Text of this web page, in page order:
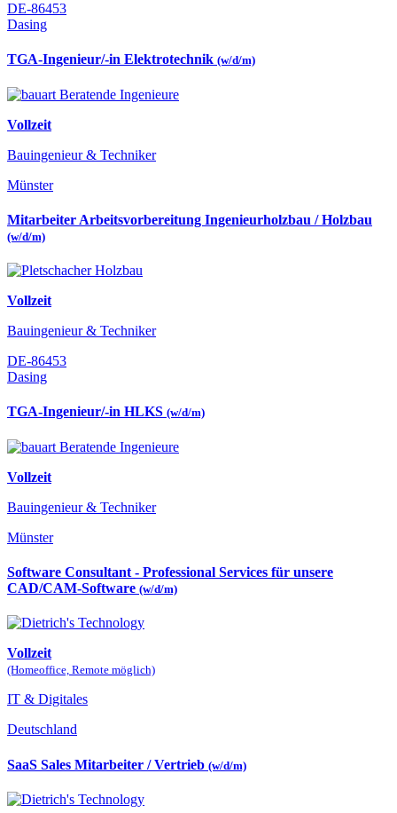
DE-86453
Dasing
TGA-Ingenieur/-in Elektrotechnik (w/d/m)
Vollzeit
Bauingenieur & Techniker
Münster
Mitarbeiter Arbeitsvorbereitung Ingenieurholzbau / Holzbau
(w/d/m)
Vollzeit
Bauingenieur & Techniker
DE-86453
Dasing
TGA-Ingenieur/-in HLKS (w/d/m)
Vollzeit
Bauingenieur & Techniker
Münster
Software Consultant - Professional Services für unsere
CAD/CAM-Software (w/d/m)
Vollzeit
(Homeoffice, Remote möglich)
IT & Digitales
Deutschland
SaaS Sales Mitarbeiter / Vertrieb (w/d/m)